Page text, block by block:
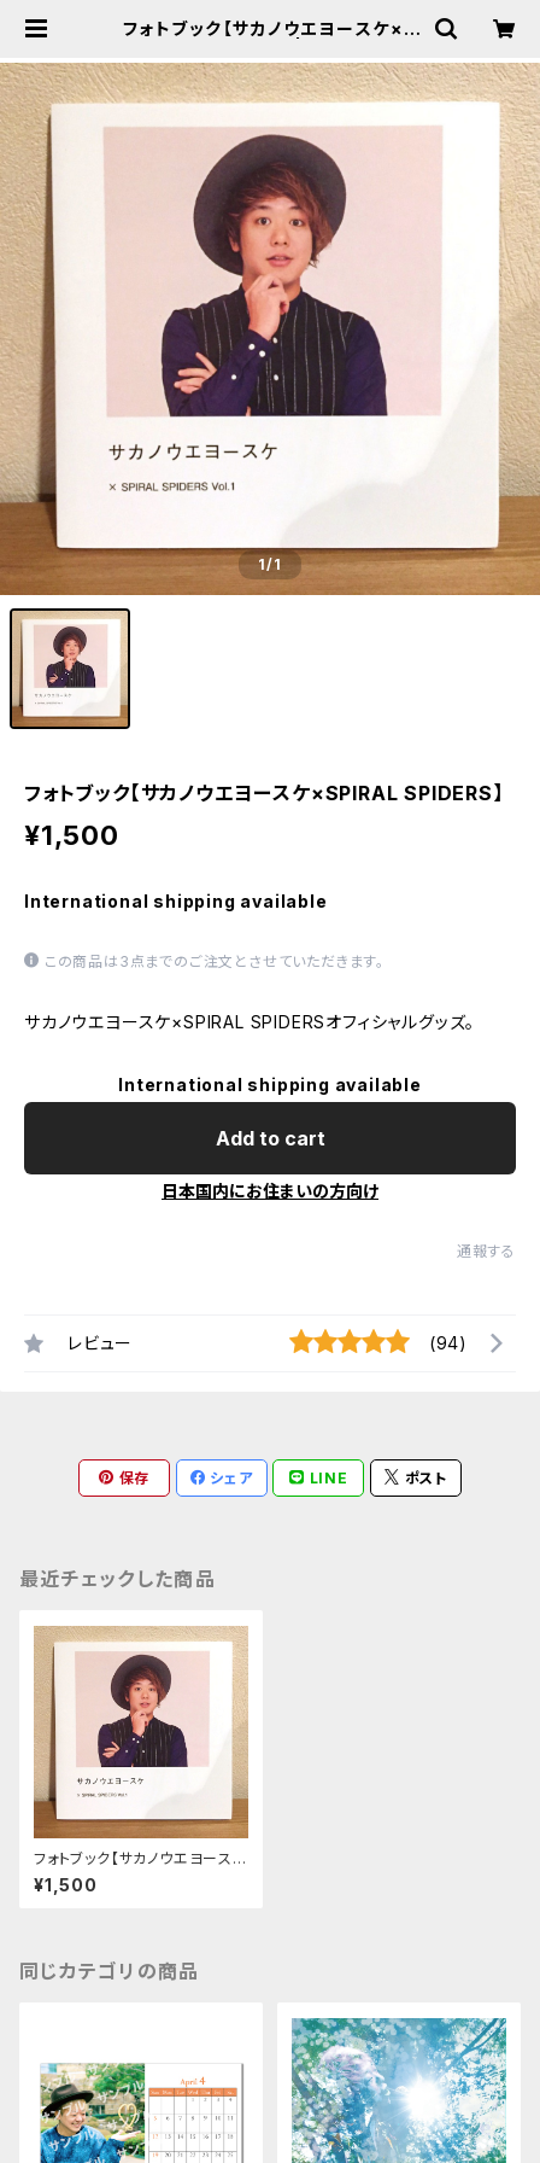
フォトブック【サカノウエヨースケ×S
Y WEB SHOP
1/1
フォトブック【サカノウエヨースケ×SPIRAL SPIDERS】
¥1,500
International shipping available
この商品は3点までのご注文とさせていただきます。
サカノウエヨースケ×SPIRAL SPIDERSオフィシャルグッズ。
International shipping available
Add to cart
日本国内にお住まいの方向け
通報する
レビュー (94)
保存 シェア LINE ポスト
最近チェックした商品
フォトブック【サカノウエヨースケ
×SPIRAL SPIDERS】
¥1,500
同じカテゴリの商品